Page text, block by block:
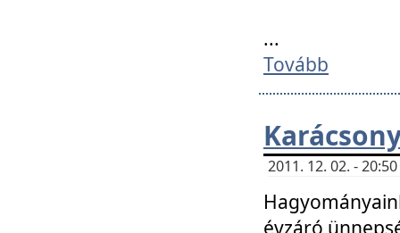
...
Tovább
2011. 12. 02. -
évzáró